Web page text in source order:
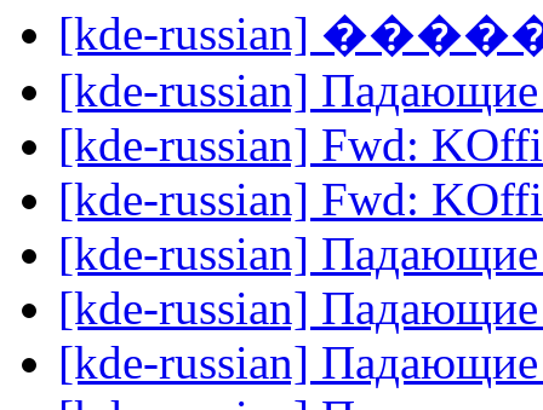
[kde-russian]
[kde-russian]
[kde-russian] Fwd:
[kde-russian] Fwd:
[kde-russian]
[kde-russian]
[kde-russian]